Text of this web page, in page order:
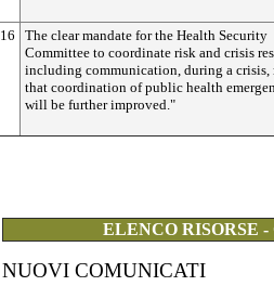
16
The clear mandate for the Health Security
Committee to coordinate risk and crisis
including communication, during a crisis,
that coordination of public health
will be further improved."
ELENCO RISORSE
NUOVI COMUNICATI